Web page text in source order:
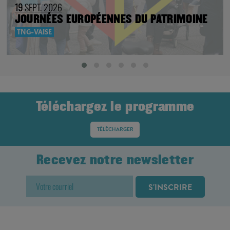
19SEPT. 2026
JOURNÉES EUROPÉENNES DU PATRIMOINE
TNG-VAISE
Téléchargez le programme
TÉLÉCHARGER
Recevez notre newsletter